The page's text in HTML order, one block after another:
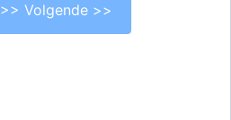
>> Volgende >>